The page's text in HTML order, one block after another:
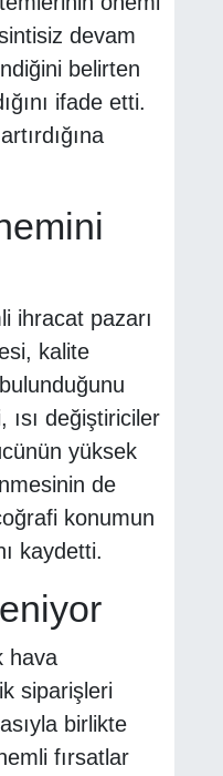
devam
belirten
ifade etti.
ihracat pazarı
kalite
değiştiriciler
yüksek
de
konumun
kaydetti.
hava
siparişleri
birlikte
fırsatlar